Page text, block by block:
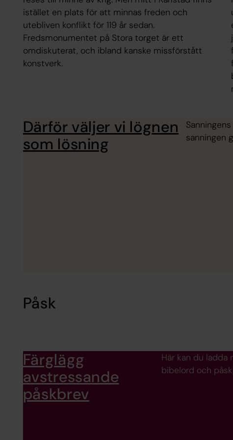
istället en plats för att minnas freden och
utebliven konflikt för 119 år sedan.
Fredsmonumentet på Stora torget är ett
omdiskuterat, och ibland kanske missförstått
konstverk.
Därför väljer vi lögnen
som lösning
sanningen
Påsk
Färglägg
avstressande
påskbrev
Här kan du ladda
bibelord och